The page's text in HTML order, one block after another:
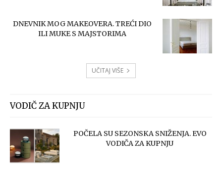
DNEVNIK MOG MAKEOVERA. TREĆI DIO
ILI MUKE S MAJSTORIMA
UČITAJ VIŠE
VODIČ ZA KUPNJU
POČELA SU SEZONSKA SNIŽENJA. EVO
VODIČA ZA KUPNJU